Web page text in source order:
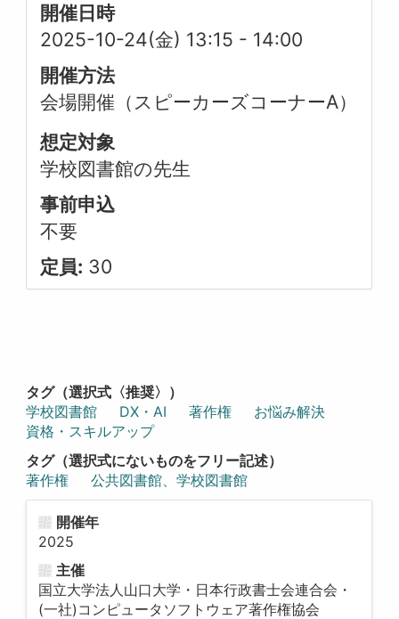
開催日時
2025-10-24(金) 13:15 - 14:00
開催方法
会場開催（スピーカーズコーナーA）
想定対象
学校図書館の先生
事前申込
不要
定員: 30
タグ（選択式〈推奨〉）
学校図書館
DX・AI 著作権
お悩み解決
資格・スキルアップ
タグ（選択式にないものをフリー記述）
著作権
公共図書館、学校図書館
開催年
2025
主催
国立大学法人山口大学・日本行政書士会連合会・
(一社)コンピュータソフトウェア著作権協会